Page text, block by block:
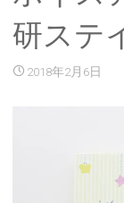
研ステ
2018年2月6日